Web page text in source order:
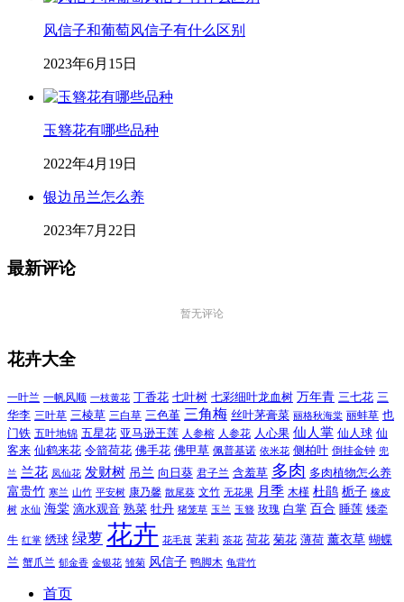
风信子和葡萄风信子有什么区别
2023年6月15日
玉簪花有哪些品种
2022年4月19日
银边吊兰怎么养
2023年7月22日
最新评论
暂无评论
花卉大全
一叶兰 一帆风顺 一枝黄花 丁香花 七叶树 七彩细叶龙血树 万年青 三七花 三
华李 三叶草 三棱草 三白草 三色堇 三角梅 丝叶茅膏菜 丽格秋海棠 丽蚌草 也
门铁 五叶地锦 五星花 亚马逊王莲 人参榕 人参花 人心果 仙人掌 仙人球 仙
客来 仙鹤来花 令箭荷花 佛手花 佛甲草 佩普基诺 依米花 侧柏叶 倒挂金钟 兜
兰 兰花 凤仙花 发财树 吊兰 向日葵 君子兰 含羞草 多肉 多肉植物怎么养
富贵竹 寒兰 山竹 平安树 康乃馨 散尾葵 文竹 无花果 月季 木槿 杜鹃 栀子 橡皮
树 水仙 海棠 滴水观音 熟菜 牡丹 猪笼草 玉兰 玉簪 玫瑰 白掌 百合 睡莲 矮牵
牛 红掌 绣球 绿萝 花卉 花毛茛 茉莉 茶花 荷花 菊花 薄荷 薰衣草 蝴蝶
兰 蟹爪兰 郁金香 金银花 雏菊 风信子 鸭脚木 龟背竹
首页